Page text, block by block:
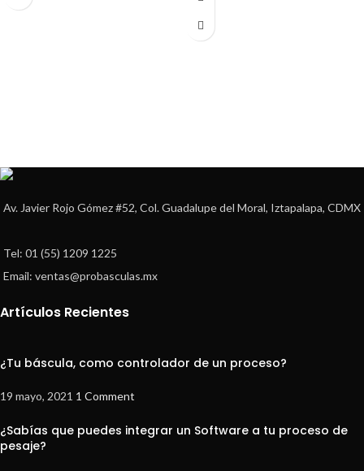
Av. Javier Rojo Gómez #52, Col. Guadalupe del Moral, Iztapalapa, CDMX
Tel: 01 (55) 1209 1225
Email: ventas@probasculas.mx
Artículos Recientes
¿Tu báscula, como controlador de un proceso?
19 mayo, 2021 1 Comment
¿Sabías que puedes integrar un Software a tu proceso de
pesaje?